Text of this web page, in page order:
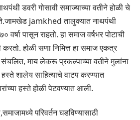
डवरी गोसावी समाज्याच्या वतीने होळी चे
jamkhed तालुक्यात नाथपंथी
वर्षा पासून राहतो. हा समाज वर्षभर पोटाची
होळी सणा निमित्त हा समाज एकत्र
माय लेकरू प्रकल्पाच्या वतीने मुलांना
शालेय साहित्याचे वाटप करण्यात
हस्ते होळी पेटवण्यात आली.
परिवर्तन घडविण्यासाठी